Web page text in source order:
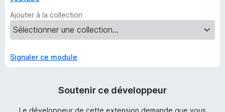
Ajouter à la collection
Signaler ce module
Soutenir ce développeur
Le développeur de cette extension demande que vous